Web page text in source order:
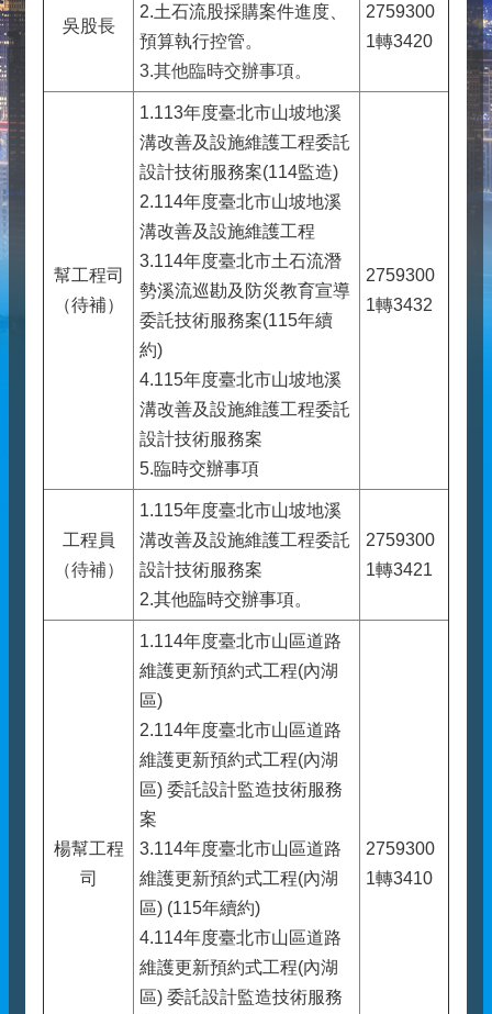
吳股長
2.土石流股採購案件進度、
預算執行控管。
3.其他臨時交辦事項。
2759300
1轉3420
幫工程司
（待補）
1.113年度臺北市山坡地溪
溝改善及設施維護工程委託
設計技術服務案(114監造)
2.114年度臺北市山坡地溪
溝改善及設施維護工程
3.114年度臺北市土石流潛
勢溪流巡勘及防災教育宣導
委託技術服務案(115年續
約)
4.115年度臺北市山坡地溪
溝改善及設施維護工程委託
設計技術服務案
5.臨時交辦事項
2759300
1轉3432
工程員
（待補）
1.115年度臺北市山坡地溪
溝改善及設施維護工程委託
設計技術服務案
2.其他臨時交辦事項。
2759300
1轉3421
楊幫工程
司
1.114年度臺北市山區道路
維護更新預約式工程(內湖
區)
2.114年度臺北市山區道路
維護更新預約式工程(內湖
區) 委託設計監造技術服務
案
3.114年度臺北市山區道路
維護更新預約式工程(內湖
區) (115年續約)
4.114年度臺北市山區道路
維護更新預約式工程(內湖
區) 委託設計監造技術服務
2759300
1轉3410